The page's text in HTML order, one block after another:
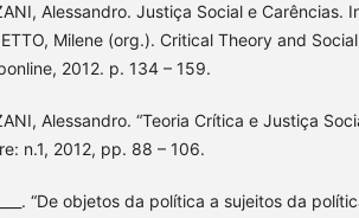
Alessandro. Justiça Social e Carências.
Milene (org.). Critical Theory and
2012. p. 134 – 159.
Alessandro. “Teoria Crítica e Justiça
n.1, 2012, pp. 88 – 106.
“De objetos da política a sujeitos da